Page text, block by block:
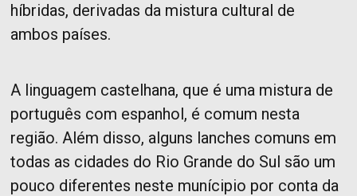
híbridas, derivadas da mistura cultural de
ambos países.
A linguagem castelhana, que é uma mistura de
português com espanhol, é comum nesta
região. Além disso, alguns lanches comuns em
todas as cidades do Rio Grande do Sul são um
pouco diferentes neste munícipio por conta da